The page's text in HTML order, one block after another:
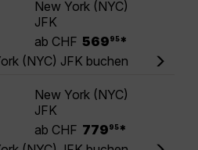
New York (NYC)
JFK
ab CHF 569 95 *
(NYC) JFK buchen
New York (NYC)
JFK
ab CHF 779 95 *